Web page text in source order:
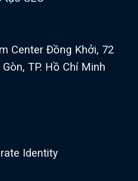
Center Đồng Khởi, 72
TP. Hồ Chí Minh
Identity